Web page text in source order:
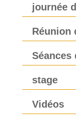
journée
Réunion
Séances
stage
Vidéos